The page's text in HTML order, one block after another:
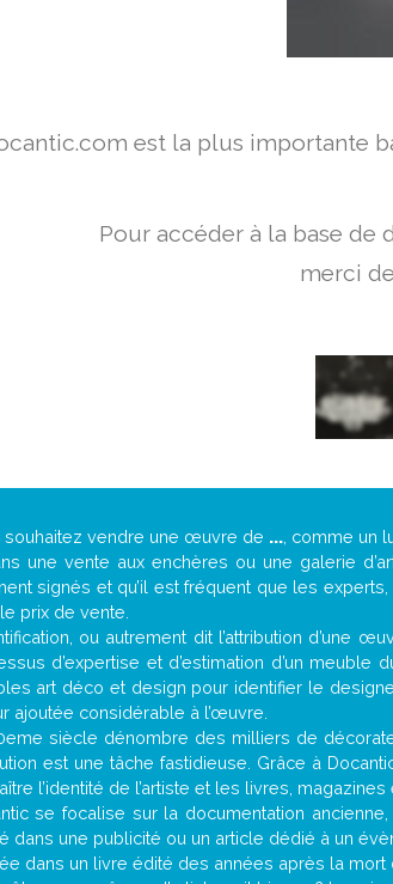
est la plus importante
Pour accéder à la base de
merci de
souhaitez vendre une œuvre de ..., comme un
une vente aux enchères ou une galerie
signés et qu’il est fréquent que les
prix de vente.
ou autrement dit l’attribution d’une
d’expertise et d’estimation d’un
art déco et design pour identifier le
ajoutée considérable à l’œuvre.
siècle dénombre des milliers de
est une tâche fastidieuse. Grâce à
l’identité de l’artiste et les livres,
se focalise sur la documentation
dans une publicité ou un article dédié à un
dans un livre édité des années après la mort